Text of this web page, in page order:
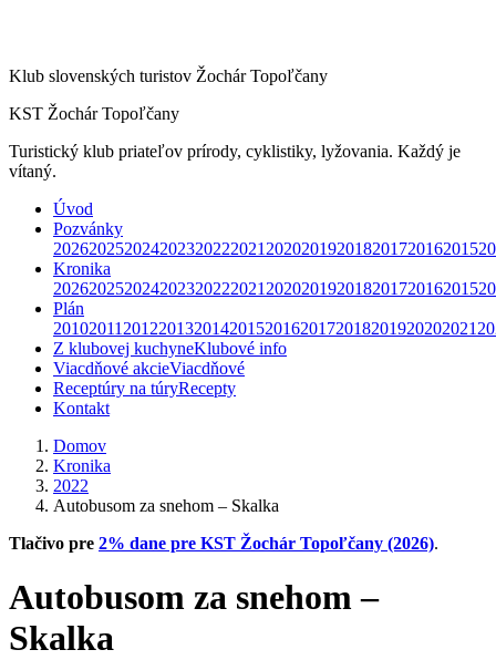
Klub slovenských turistov Žochár Topoľčany
KST Žochár Topoľčany
Turistický klub priateľov prírody, cyklistiky, lyžovania. Každý je
vítaný.
Úvod
Pozvánky
202620252024202320222021 202020192018201720162015
Kronika
202620252024202320222021 202020192018201720162015
Plán
20102011 2012201320142015201620172018201920202021
Z klubovej kuchyneKlubové info
Viacdňové akcieViacdňové
Receptúry na túryRecepty
Kontakt
Domov
Kronika
2022
Autobusom za snehom – Skalka
Tlačivo pre 2% dane pre KST Žochár Topoľčany (2026).
Autobusom za snehom –
Skalka